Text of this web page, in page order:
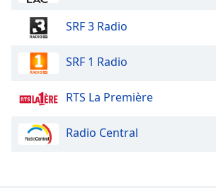
SRF 3 Radio
SRF 1 Radio
RTS La Première
Radio Central